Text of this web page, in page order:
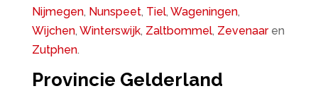
Nijmegen, Nunspeet, Tiel, Wageningen,
Wijchen, Winterswijk, Zaltbommel, Zevenaaren
Zutphen.
Provincie Gelderland